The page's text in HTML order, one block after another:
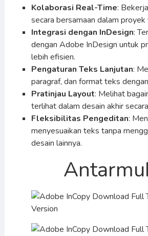
Kolaborasi Real-Time:
secara bersamaan dalam proyek
Integrasi dengan InDesign:
dengan Adobe InDesign untuk
lebih efisien.
Pengaturan Teks Lanjutan:
paragraf, dan format teks
Pratinjau Layout: Melihat
terlihat dalam desain akhir
Fleksibilitas Pengeditan:
menyesuaikan teks tanpa
desain lainnya.